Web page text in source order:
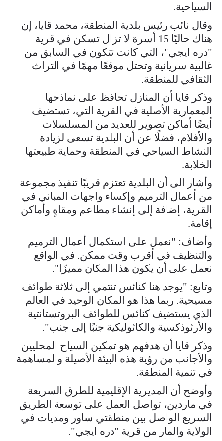
السياحية.
وقال نائب رئيس بلدية المنطقة، محمد قايا، إن
هناك حاليًا 15 أسرة لا تزال تسكن في قرية
"دره ايجي"، التي كانت تتكون في السابق من
غالبية سريانية وتحتل موقعًا مهمًا في التراث
الثقافي للمنطقة.
وذكر قايا أن المنازل تحافظ على نماذجها
المعمارية الأصلية في القرية التي، تستضيف
أيضًا أماكن تصوير للعديد من المسلسلات
والأفلام، فضلًا عن أن البلدية تسعى لزيادة
النشاط السياحي في المنطقة وحماية طبيعتها
الخلابة.
وأشار الى أن البلدية تعتزم قريبًا تنفيذ مجموعة
من أعمال الترميم وإكساء واجهات المباني في
القرية، إضافة إلى إنشاء مطاعم ومقاهٍ وأماكن
إقامة.
وأضاف: "نعمل على استكمال أعمال الترميم
والتنظيف في أقرب وقت ممكن. في الواقع
نعمل على أن يكون هذا المكان مميزًا".
وتابع: "يوجد هنا كنائس تنتمي إلى ثلاثة طوائف
مسيحية. ربما هذا هو المكان الوحيد في العالم
الذي يستضيف كنائس للطوائف البروتستانتية
والأرثوذكسية والكاثوليكية جنبًا إلى جنب".
وذكر قايا أن هدفهم هو تمكين السياح المحليين
والأجانب من رؤية هذه البيئة الأصيلة والمساهمة
في تنمية المنطقة.
وأوضح أن المديرية الإقليمية للطرق السريعة
في ماردين، تواصل العمل على توسعة الطريق
السريع الواصل بين منطقتي ساور ومديات في
الولاية والمار من قرية "دره ايجي".